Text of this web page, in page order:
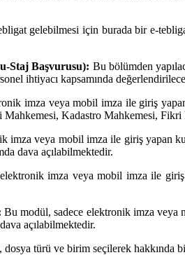
gelebilmesi için burada bir e-
Staj Başvurusu): Bu bölümden
ihtiyacı kapsamında
imza veya mobil imza ile giriş
Kadastro Mahkemesi,
imza veya mobil imza ile giriş yapan
dava açılabilmektedir.
imza veya mobil imza ile
Bu modül, sadece elektronik imza veya
açılabilmektedir.
dosya türü ve birim seçilerek hakkında